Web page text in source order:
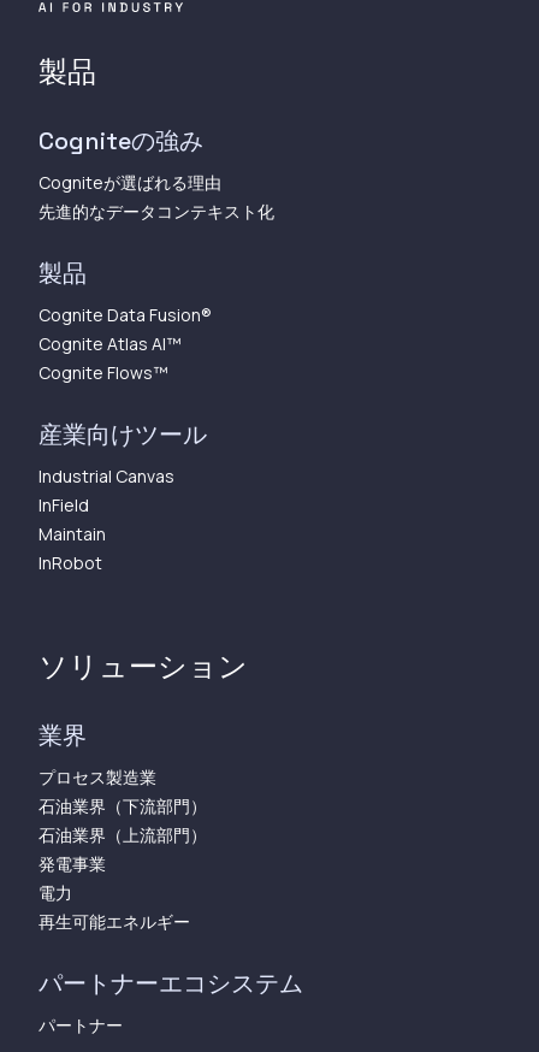
製品
Cogniteの強み
Cogniteが選ばれる理由
先進的なデータコンテキスト化
製品
Cognite Data Fusion®
Cognite Atlas AI™︎
Cognite Flows™︎
産業向けツール
Industrial Canvas
InField
Maintain
InRobot
ソリューション
業界
プロセス製造業
石油業界（下流部門）
石油業界（上流部門）
発電事業
電力
再生可能エネルギー
パートナーエコシステム
パートナー